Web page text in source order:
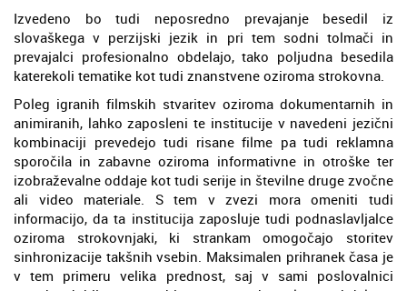
Izvedeno bo tudi neposredno prevajanje besedil iz
slovaškega v perzijski jezik in pri tem sodni tolmači in
prevajalci profesionalno obdelajo, tako poljudna besedila
katerekoli tematike kot tudi znanstvene oziroma strokovna.
Poleg igranih filmskih stvaritev oziroma dokumentarnih in
animiranih, lahko zaposleni te institucije v navedeni jezični
kombinaciji prevedejo tudi risane filme pa tudi reklamna
sporočila in zabavne oziroma informativne in otroške ter
izobraževalne oddaje kot tudi serije in številne druge zvočne
ali video materiale. S tem v zvezi mora omeniti tudi
informacijo, da ta institucija zaposluje tudi podnaslavljalce
oziroma strokovnjaki, ki strankam omogočajo storitev
sinhronizacije takšnih vsebin. Maksimalen prihranek časa je
v tem primeru velika prednost, saj v sami poslovalnici